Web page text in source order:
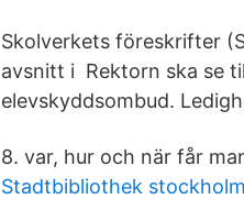
Skolverkets föreskrifter
avsnitt i Rektorn ska se
elevskyddsombud.
8. var, hur och när får
Stadtbibliothek